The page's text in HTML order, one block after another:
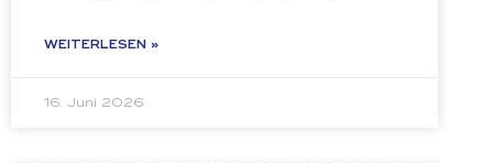
WEITERLESEN »
16. Juni 2026